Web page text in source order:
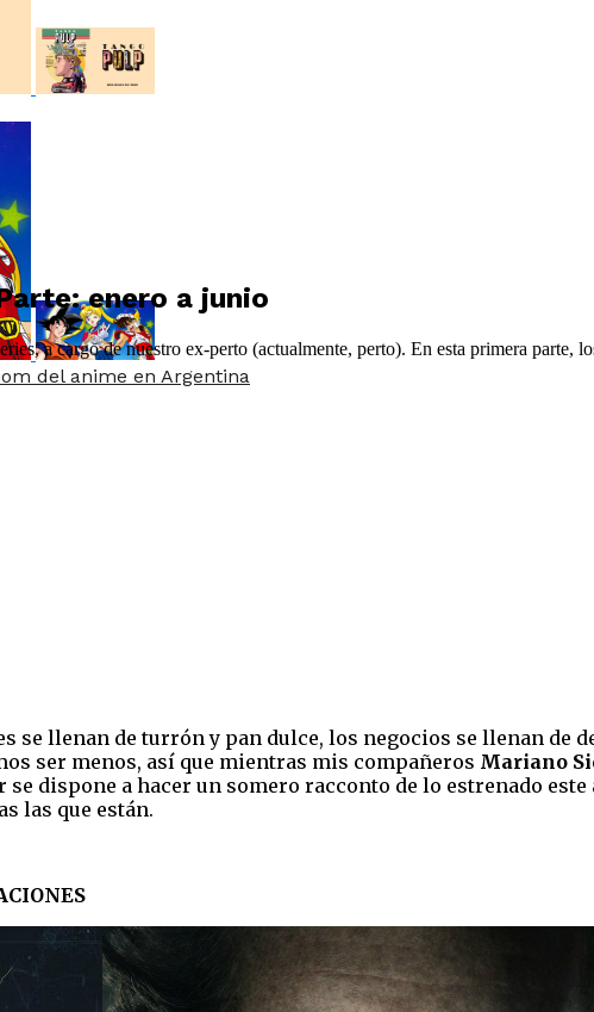
del anime en Argentina
enero a junio
a cargo de nuestro ex-perto (actualmente, perto). En esta primera parte,
se llenan de turrón y pan dulce, los negocios se llenan de
ser menos, así que mientras mis compañeros Mariano
dispone a hacer un somero racconto de lo estrenado
las que están.